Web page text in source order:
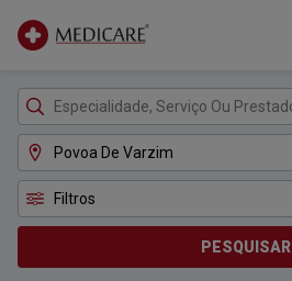
Filtros
PESQUISAR